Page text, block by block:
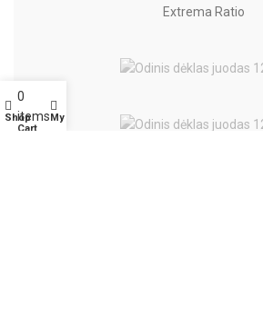
Extrema Ratio
Shop
0
items
Cart
My account